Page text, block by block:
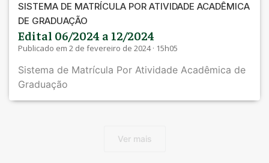
SISTEMA DE MATRÍCULA POR ATIVIDADE ACADÊMICA
DE GRADUAÇÃO
Edital 06/2024 a 12/2024
Publicado em 2 de fevereiro de 2024 · 15h05
Sistema de Matrícula Por Atividade Acadêmica de
Graduação
Ver mais